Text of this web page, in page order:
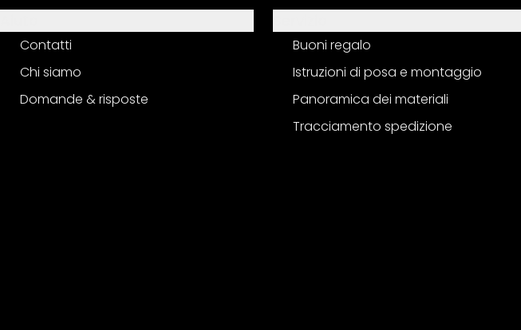
Contatti
Chi siamo
Domande & risposte
Buoni regalo
Istruzioni di posa e montaggio
Panoramica dei materiali
Tracciamento spedizione